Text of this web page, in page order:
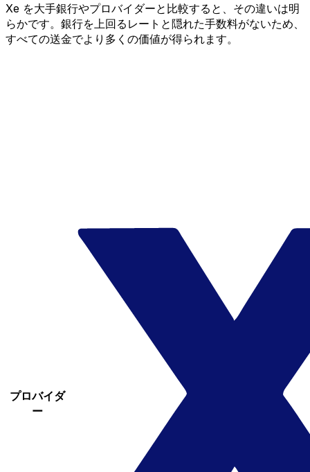
Xe を大手銀行やプロバイダーと比較すると、その違いは明
らかです。銀行を上回るレートと隠れた手数料がないため、
すべての送金でより多くの価値が得られます。
プロバイダ
ー